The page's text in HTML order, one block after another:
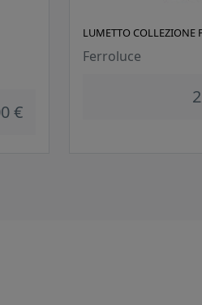
€
LUMETTO COLLEZIONE
Ferroluce